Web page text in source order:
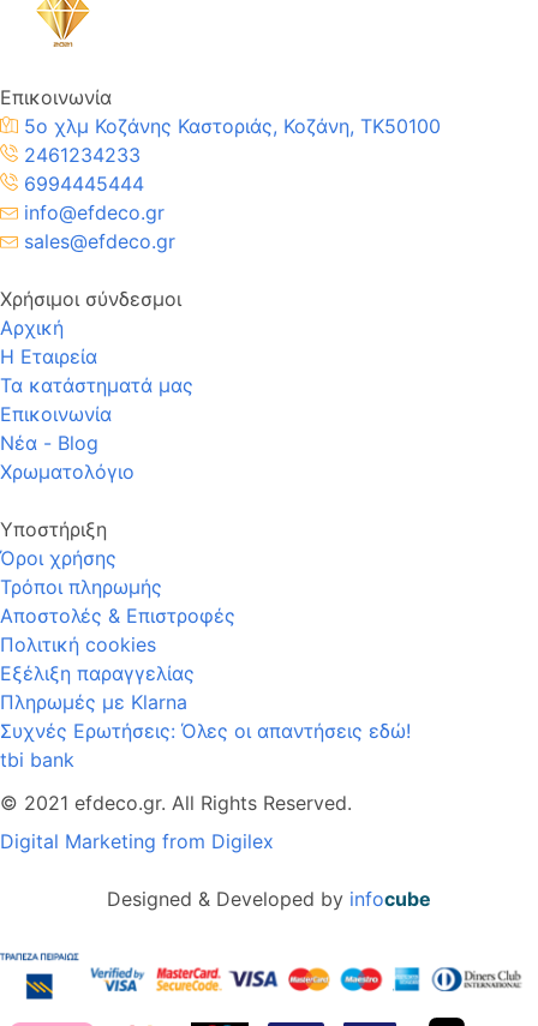
Επικοινωνία
5ο χλμ Κοζάνης Καστοριάς, Κοζάνη, TK50100
2461234233
6994445444
info@efdeco.gr
sales@efdeco.gr
Χρήσιμοι σύνδεσμοι
Αρχική
Η Εταιρεία
Τα κατάστηματά μας
Επικοινωνία
Νέα - Blog
Χρωματολόγιο
Υποστήριξη
Όροι χρήσης
Τρόποι πληρωμής
Αποστολές & Επιστροφές
Πολιτική cookies
Εξέλιξη παραγγελίας
Πληρωμές με Klarna
Συχνές Ερωτήσεις: Όλες οι απαντήσεις εδώ!
tbi bank
© 2021 efdeco.gr. All Rights Reserved.
Digital Marketing from Digilex
Designed & Developed by infocube